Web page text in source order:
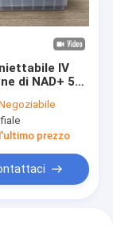
IV
di NAD+ 500
prezzo